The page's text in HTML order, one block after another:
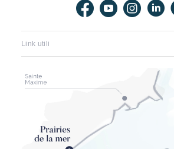
Link utili
Reclutamento
Il rinnovamento della spiaggia di pampelonne